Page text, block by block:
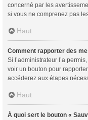
concerné par les
si vous ne comprenez pas
Haut
Comment rapporter des
Si l’administrateur l’a
voir un bouton pour
accéderez aux étapes
Haut
À quoi sert le bouton «